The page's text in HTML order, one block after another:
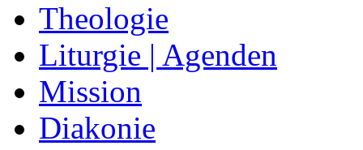
Theologie
Liturgie | Agenden
Mission
Diakonie